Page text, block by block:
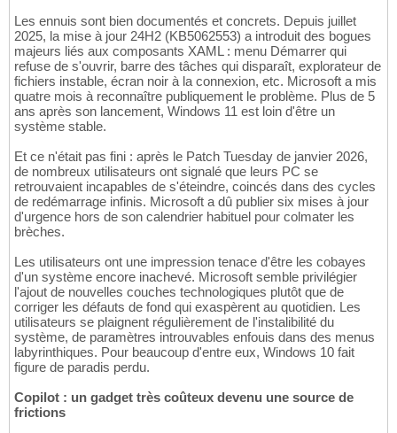
Les ennuis sont bien documentés et concrets. Depuis juillet
2025, la mise à jour 24H2 (KB5062553) a introduit des bogues
majeurs liés aux composants XAML : menu Démarrer qui
refuse de s'ouvrir, barre des tâches qui disparaît, explorateur de
fichiers instable, écran noir à la connexion, etc. Microsoft a mis
quatre mois à reconnaître publiquement le problème. Plus de 5
ans après son lancement, Windows 11 est loin d'être un
système stable.
Et ce n'était pas fini : après le Patch Tuesday de janvier 2026,
de nombreux utilisateurs ont signalé que leurs PC se
retrouvaient incapables de s'éteindre, coincés dans des cycles
de redémarrage infinis. Microsoft a dû publier six mises à jour
d'urgence hors de son calendrier habituel pour colmater les
brèches.
Les utilisateurs ont une impression tenace d'être les cobayes
d'un système encore inachevé. Microsoft semble privilégier
l'ajout de nouvelles couches technologiques plutôt que de
corriger les défauts de fond qui exaspèrent au quotidien. Les
utilisateurs se plaignent régulièrement de l'instalibilité du
système, de paramètres introuvables enfouis dans des menus
labyrinthiques. Pour beaucoup d'entre eux, Windows 10 fait
figure de paradis perdu.
Copilot : un gadget très coûteux devenu une source de
frictions